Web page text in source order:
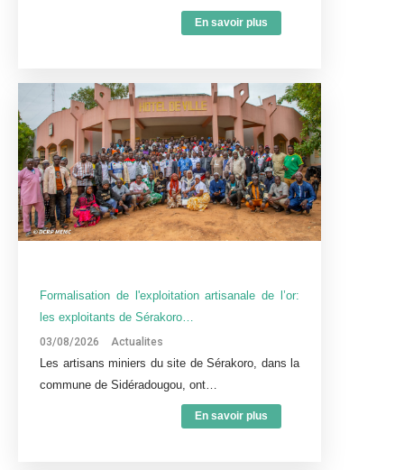
En savoir plus
Formalisation de l'exploitation artisanale de l’or:
les exploitants de Sérakoro…
03/08/2026 Actualites
Les artisans miniers du site de Sérakoro, dans la
commune de Sidéradougou, ont…
En savoir plus